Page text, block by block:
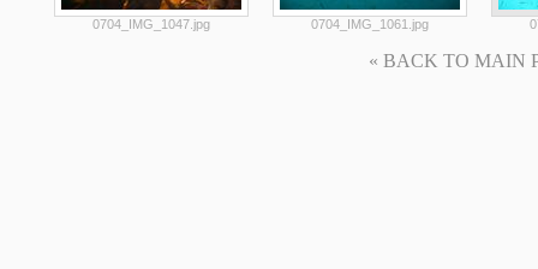
0704_IMG_1047.jpg 0704_IMG_1061.jpg
« BACK TO MAIN